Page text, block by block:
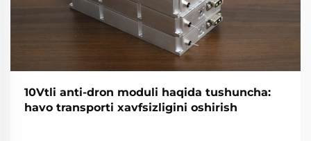
10Vtli anti-dron moduli haqida tushuncha:
havo transporti xavfsizligini oshirish